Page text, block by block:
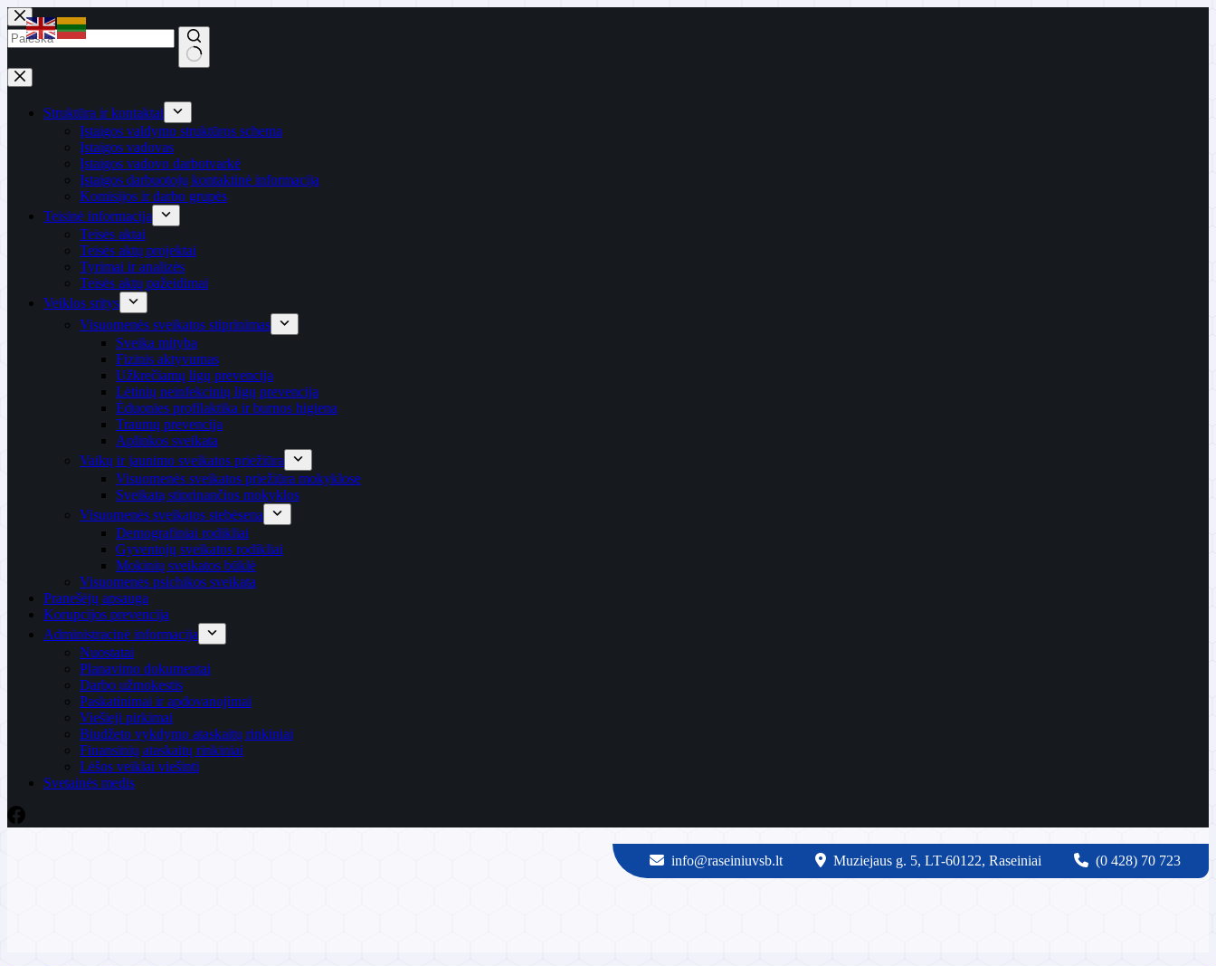
Skip
to
content
No
results
Struktūra ir kontaktai
Įstaigos valdymo struktūros schema
Įstaigos vadovas
Įstaigos vadovo darbotvarkė
Įstaigos darbuotojų kontaktinė informacija
Komisijos ir darbo grupės
Teisinė informacija
Teisės aktai
Teisės aktų projektai
Tyrimai ir analizės
Teisės aktų pažeidimai
Veiklos sritys
Visuomenės sveikatos stiprinimas
Sveika mityba
Fizinis aktyvumas
Užkrečiamų ligų prevencija
Lėtinių neinfekcinių ligų prevencija
Ėduonies profilaktika ir burnos higiena
Traumų prevencija
Aplinkos sveikata
Vaikų ir jaunimo sveikatos priežiūra
Visuomenės sveikatos priežiūra mokyklose
Sveikatą stiprinančios mokyklos
Visuomenės sveikatos stebėsena
Demografiniai rodikliai
Gyventojų sveikatos rodikliai
Mokinių sveikatos būklė
Visuomenės psichikos sveikata
Pranešėjų apsauga
Korupcijos prevencija
Administracinė informacija
Nuostatai
Planavimo dokumentai
Darbo užmokestis
Paskatinimai ir apdovanojimai
Viešieji pirkimai
Biudžeto vykdymo ataskaitų rinkiniai
Finansinių ataskaitų rinkiniai
Lėšos veiklai viešinti
Svetainės medis
info@raseiniuvsb.lt Muziejaus g. 5, LT-60122, Raseiniai (0 428) 70 723